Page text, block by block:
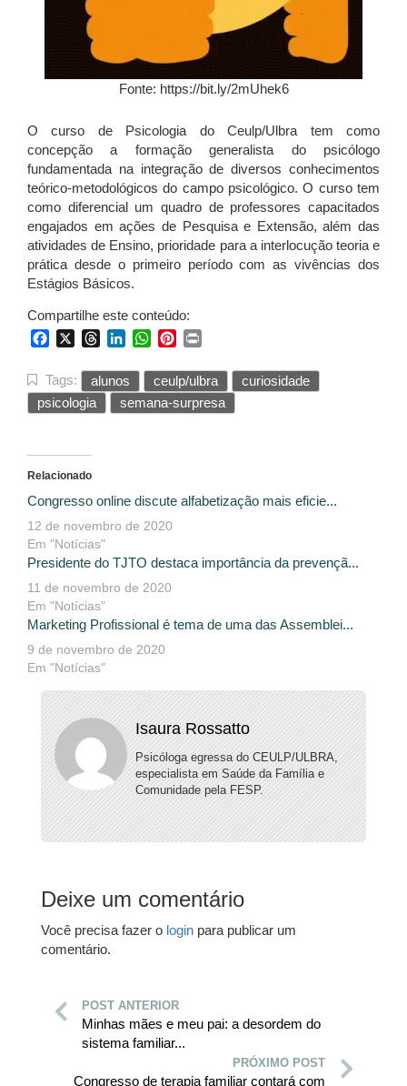
Fonte: https://bit.ly/2mUhek6
O curso de Psicologia do Ceulp/Ulbra tem como
concepção a formação generalista do psicólogo
fundamentada na integração de diversos conhecimentos
teórico-metodológicos do campo psicológico. O curso tem
como diferencial um quadro de professores capacitados
engajados em ações de Pesquisa e Extensão, além das
atividades de Ensino, prioridade para a interlocução teoria e
prática desde o primeiro período com as vivências dos
Estágios Básicos.
Compartilhe este conteúdo:
FacebookThreadsLinkedInWhatsApp
Pinterest
Tags: alunos ceulp/ulbra
curiosidade
psicologia
semana-surpresa
Relacionado
Congresso online discute alfabetização mais eficie...
12 de novembro de 2020
Em "Notícias"
Presidente do TJTO destaca importância da prevençã...
11 de novembro de 2020
Em "Notícias"
Marketing Profissional é tema de uma das Assemblei...
9 de novembro de 2020
Em "Notícias"
Isaura Rossatto
Psicóloga egressa do CEULP/ULBRA,
especialista em Saúde da Família e
Comunidade pela FESP.
Deixe um comentário
Você precisa fazer o login para publicar um
comentário.
POST ANTERIOR
Minhas mães e meu pai: a desordem do
sistema familiar...
PRÓXIMO POST
Congresso de terapia familiar contará com